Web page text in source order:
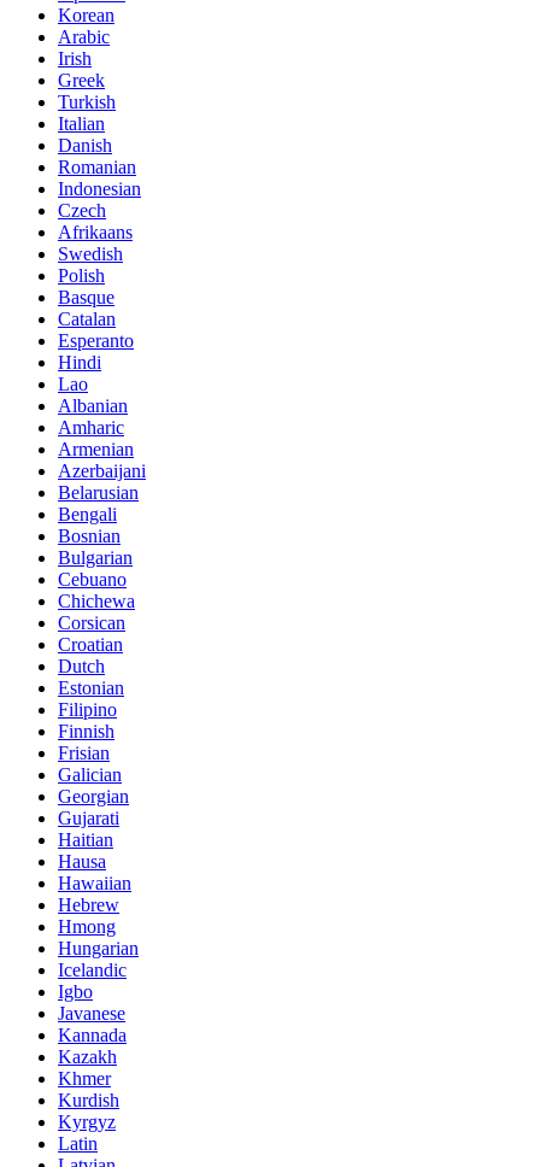
Korean
Arabic
Irish
Greek
Turkish
Italian
Danish
Romanian
Indonesian
Czech
Afrikaans
Swedish
Polish
Basque
Catalan
Esperanto
Hindi
Lao
Albanian
Amharic
Armenian
Azerbaijani
Belarusian
Bengali
Bosnian
Bulgarian
Cebuano
Chichewa
Corsican
Croatian
Dutch
Estonian
Filipino
Finnish
Frisian
Galician
Georgian
Gujarati
Haitian
Hausa
Hawaiian
Hebrew
Hmong
Hungarian
Icelandic
Igbo
Javanese
Kannada
Kazakh
Khmer
Kurdish
Kyrgyz
Latin